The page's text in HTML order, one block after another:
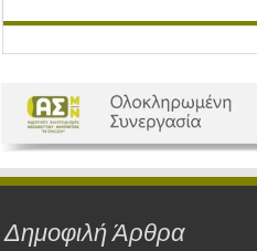
Δημοφιλή Άρθρα